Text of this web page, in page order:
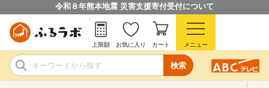
令和８年熊本地震 災害支援寄付受付について
検索
上限額 お気に入り カート メニュー